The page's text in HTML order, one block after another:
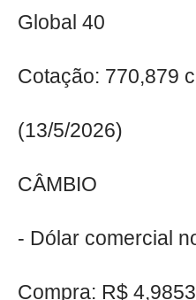
Global 40
Cotação: 770,879
(13/5/2026)
CÂMBIO
- Dólar comercial
Compra: R$ 4,9853